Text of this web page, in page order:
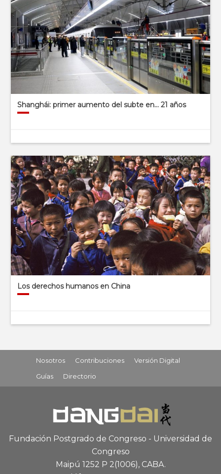
Shanghái: primer aumento del subte en… 21 años
Los derechos humanos en China
Nosotros Contribuciones
Versión Digital
Guías
Directorio
Fundación Postgrado de Congreso - Universidad de
Congreso
Maipú 1252 P 2(1006), CABA.